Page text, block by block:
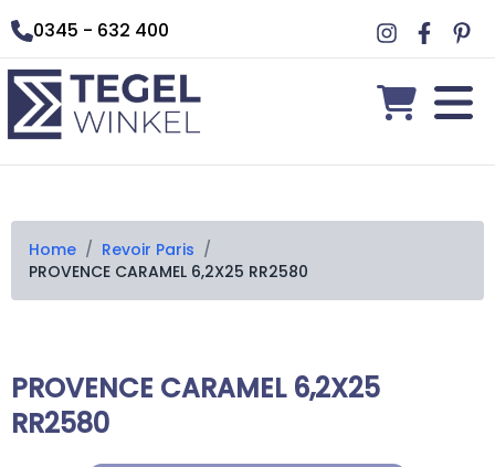
0345 - 632 400
Home / Revoir Paris /
PROVENCE CARAMEL 6,2X25 RR2580
PROVENCE CARAMEL 6,2X25
RR2580